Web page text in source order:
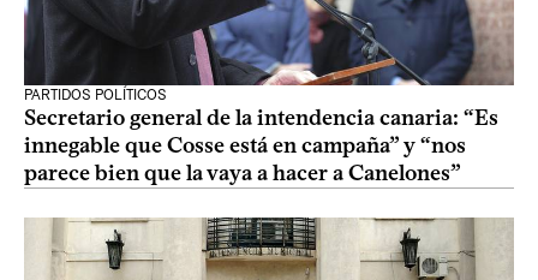
PARTIDOS POLÍTICOS
Secretario general de la intendencia canaria: “Es
innegable que Cosse está en campaña” y “nos
parece bien que la vaya a hacer a Canelones”